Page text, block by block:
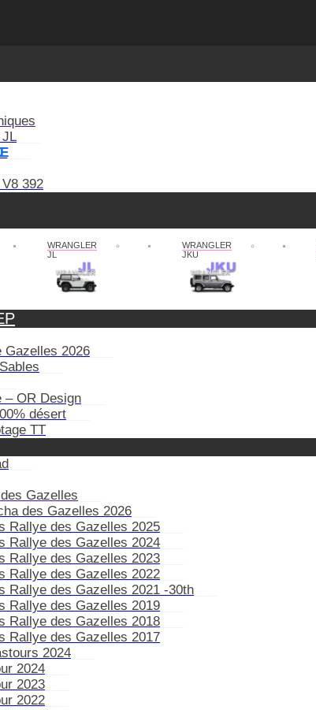
392
WRANGLER
JL
WRANGLER
JKU
Gazelles 2026
– OR Design
désert
TT
Gazelles
des Gazelles 2026
Rallye des Gazelles 2025
Rallye des Gazelles 2024
Rallye des Gazelles 2023
Rallye des Gazelles 2022
Rallye des Gazelles 2021 -30th
Rallye des Gazelles 2019
Rallye des Gazelles 2018
Rallye des Gazelles 2017
2024
2024
2023
2022